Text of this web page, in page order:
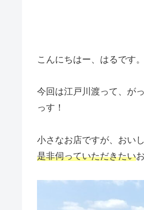
こんにちはー、はるです。
今回は江戸川渡って、が
っす！
小さなお店ですが、おい
是非伺っていただきたい